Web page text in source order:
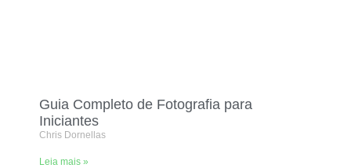
Guia Completo de Fotografia para
Iniciantes
Chris Dornellas
Leia mais »